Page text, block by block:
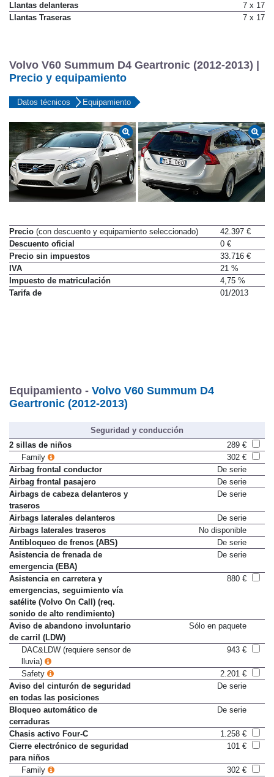
Llantas delanteras
7 x 17
Llantas Traseras
7 x 17
Volvo V60 Summum D4 Geartronic (2012-2013) |
Precio y equipamiento
Datos técnicos Equipamiento
Precio (con descuento y equipamiento seleccionado)
42.397 €
Descuento oficial
0 €
Precio sin impuestos
33.716 €
IVA
21 %
Impuesto de matriculación
4,75 %
Tarifa de
01/2013
Equipamiento - Volvo V60 Summum D4
Geartronic (2012-2013)
Seguridad y conducción
2 sillas de niños
289 €
Family
302 €
Airbag frontal conductor
De serie
Airbag frontal pasajero
De serie
Airbags de cabeza delanteros y
traseros
De serie
Airbags laterales delanteros
De serie
Airbags laterales traseros
No disponible
Antibloqueo de frenos (ABS)
De serie
Asistencia de frenada de
emergencia (EBA)
De serie
Asistencia en carretera y
emergencias, seguimiento vía
satélite (Volvo On Call) (req.
sonido de alto rendimiento)
880 €
Aviso de abandono involuntario
de carril (LDW)
Sólo en paquete
DAC&LDW (requiere sensor de
lluvia)
943 €
Safety
2.201 €
Aviso del cinturón de seguridad
en todas las posiciones
De serie
Bloqueo automático de
cerraduras
De serie
Chasis activo Four-C
1.258 €
Cierre electrónico de seguridad
para niños
101 €
Family
302 €